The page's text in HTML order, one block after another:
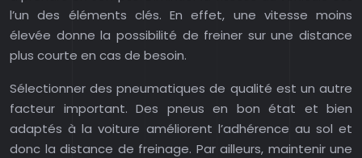
l’un des éléments clés. En effet, une vitesse moins
élevée donne la possibilité de freiner sur une distance
plus courte en cas de besoin.
Sélectionner des pneumatiques de qualité est un autre
facteur important. Des pneus en bon état et bien
adaptés à la voiture améliorent l’adhérence au sol et
donc la distance de freinage. Par ailleurs, maintenir une